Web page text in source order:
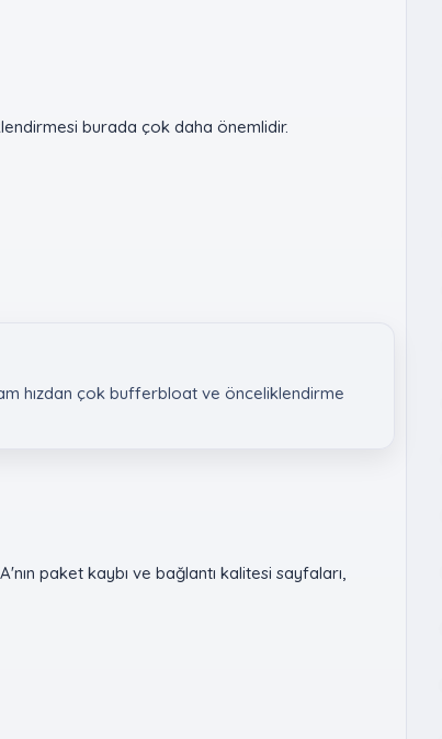
burada çok daha önemlidir.
hızdan çok bufferbloat ve önceliklendirme
paket kaybı ve bağlantı kalitesi sayfaları,